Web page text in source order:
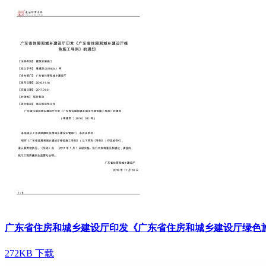
广东省住房和城乡建设厅印发《广东省住房和城乡建设厅绿色
272KB 下载